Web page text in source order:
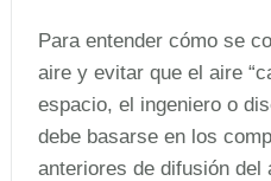
Para entender cómo se
aire y evitar que el aire
espacio, el ingeniero o
debe basarse en los
anteriores de difusión del